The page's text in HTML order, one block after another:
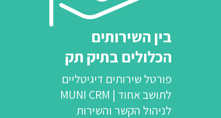
בין השירותים
הכלולים בתיק תק
פורטל שירותים דיגיטליים
לתושב אחוד | MUNI CRM
לניהול הקשר והשירות